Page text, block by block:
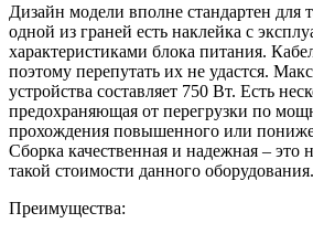
Дизайн модели вполне стандартен для
одной из граней есть наклейка с
характеристиками блока питания.
поэтому перепутать их не удастся.
устройства составляет 750 Вт. Есть
предохраняющая от перегрузки по
прохождения повышенного или
Сборка качественная и надежная – это
такой стоимости данного оборудования.
Преимущества: